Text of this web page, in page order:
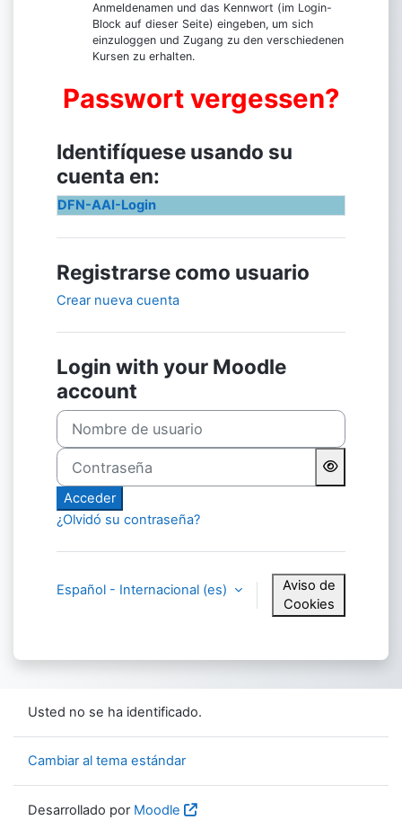
Anmeldenamen und das Kennwort (im Login-
Block auf dieser Seite) eingeben, um sich
einzuloggen und Zugang zu den verschiedenen
Kursen zu erhalten.
Passwort vergessen?
Identifíquese usando su
cuenta en:
DFN-AAI-Login
Registrarse como usuario
Crear nueva cuenta
Login with your Moodle
account
Nombre de usuario
Contraseña
Acceder
¿Olvidó su contraseña?
Español - Internacional ‎(es)‎
Aviso de
Cookies
Usted no se ha identificado.
Cambiar al tema estándar
Desarrollado por Moodle